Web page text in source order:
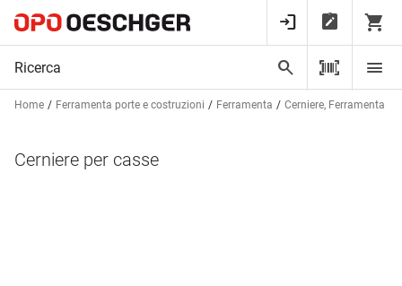
Home Ferramenta porte e costruzioni Ferramenta Cerniere, Ferramenta
Cerniere per casse